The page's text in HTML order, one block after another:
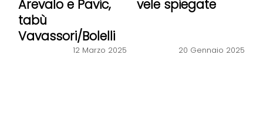
Arevalo e Pavic,
tabù
Vavassori/Bolelli
12 Marzo 2025
vele spiegate
20 Gennaio 2025